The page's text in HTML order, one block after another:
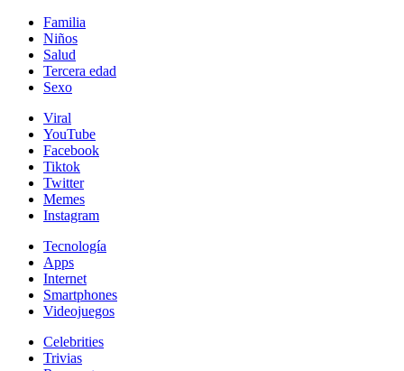
Familia
Niños
Salud
Tercera edad
Sexo
Viral
YouTube
Facebook
Tiktok
Twitter
Memes
Instagram
Tecnología
Apps
Internet
Smartphones
Videojuegos
Celebrities
Trivias